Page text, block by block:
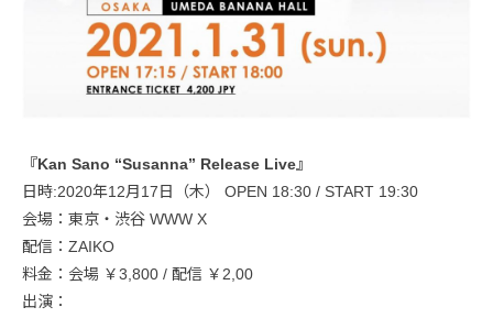
『Kan Sano “Susanna” Release Live』
日時:2020年12月17日（木） OPEN 18:30 / START 19:30
会場：東京・渋谷 WWW X
配信：ZAIKO
料金：会場 ￥3,800 / 配信 ￥2,00
出演：